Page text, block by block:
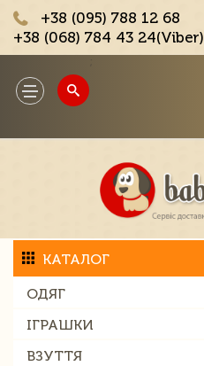
+38 (095) 788 12 68
+38 (068) 784 43 24(Viber)
Toggle
navigation
КАТАЛОГ
ОДЯГ
ІГРАШКИ
ВЗУТТЯ